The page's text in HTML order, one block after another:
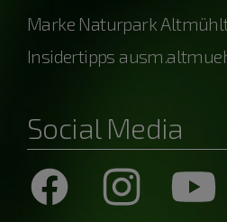
Marke Naturpark
Insidertipps
Social Media